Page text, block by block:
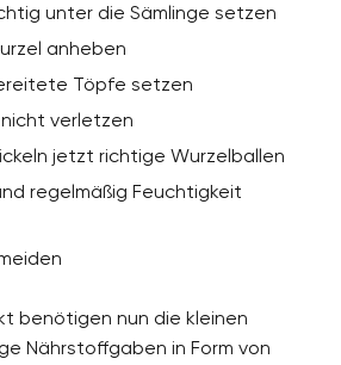
unter die Sämlinge setzen
anheben
Töpfe setzen
verletzen
jetzt richtige Wurzelballen
regelmäßig Feuchtigkeit
benötigen nun die kleinen
Nährstoffgaben in Form von